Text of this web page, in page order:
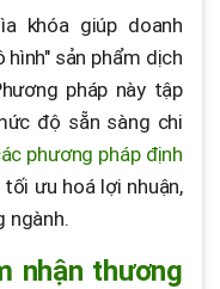
khóa giúp doanh
sản phẩm dịch
pháp này tập
độ sẵn sàng chi
phương pháp định
ưu hoá lợi nhuận,
ngành.
nhận thương